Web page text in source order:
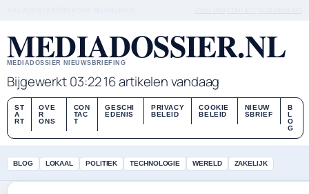
MEDIADOSSIER.NL
MEDIADOSSIER NIEUWSBRIEFING
Bijgewerkt 03:2216 artikelen vandaag
ST
A
RT
OVE
R
ONS
CON
TAC
T
GESCHI
EDENIS
PRIVACY
BELEID
COOKIE
BELEID
NIEUW
SBRIEF
B
L
O
G
BLOG LOKAAL POLITIEK TECHNOLOGIE WERELD ZAKELIJK